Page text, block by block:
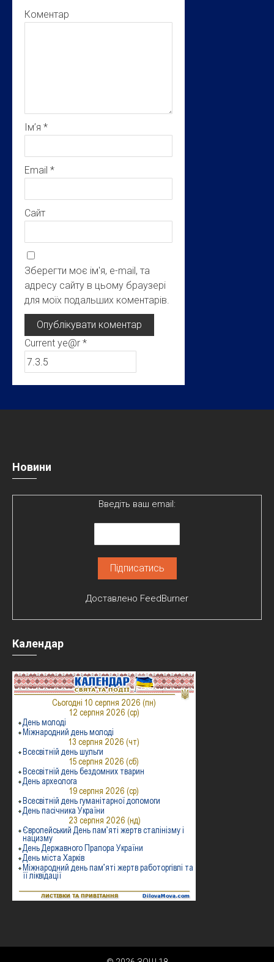
Коментар
Ім’я *
Email *
Сайт
Зберегти моє ім'я, e-mail, та
адресу сайту в цьому браузері
для моїх подальших коментарів.
Current ye@r *
Новини
Введіть ваш email:
Доставлено FeedBurner
Календар